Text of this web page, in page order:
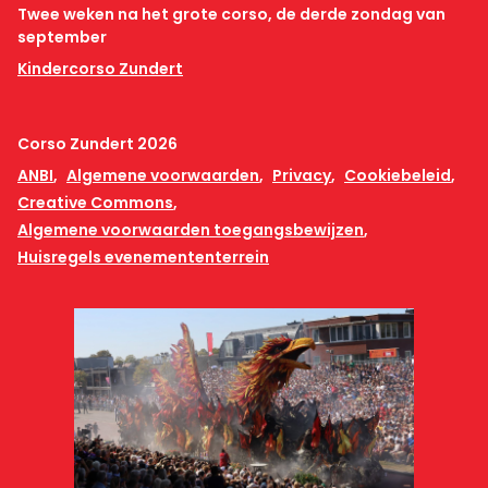
Twee weken na het grote corso, de derde zondag van
september
Kindercorso Zundert
Corso Zundert 2026
ANBI
Algemene voorwaarden Privacy
Cookiebeleid
Creative Commons
Algemene voorwaarden toegangsbewijzen
Huisregels evenemententerrein